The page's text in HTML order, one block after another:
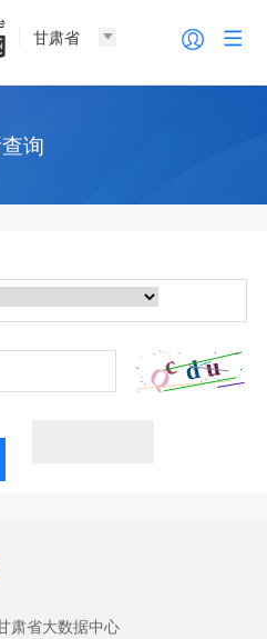
甘肃省
询
肃省大数据中心